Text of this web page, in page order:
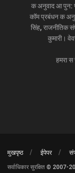
क अनुवाद आ पुन:
कॉम प्रबंधन क
सिंह, राजनीतिक
कुमारी।
हमरा
मुखपृष्ठ ईपेपर
सर्वाधिकार सुरक्षित ©